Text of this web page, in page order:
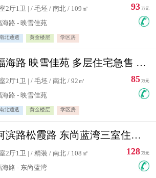
2厅1卫 | / 毛坯 / 南北 / 109㎡
海路 - 映雪佳苑
北通透 黄金楼层 学区房
93 万元
福海路 映雪佳苑 多层住宅急售 可公积金贷款
2厅1卫 | / 毛坯 / 南北 / 92㎡
海路 - 映雪佳苑
北通透 黄金楼层 学区房
85 万元
河滨路松霞路 东尚蓝湾三室住宅急售
2厅1卫 | / 精装 / 南北 / 108㎡
海路 - 东尚蓝湾
128 万元